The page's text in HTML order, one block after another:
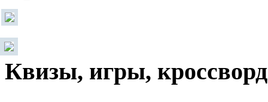
Квизы, игры,